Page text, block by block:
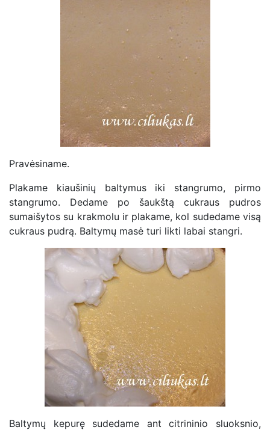
Pravėsiname.
Plakame kiaušinių baltymus iki stangrumo, pirmo
stangrumo. Dedame po šaukštą cukraus pudros
sumaišytos su krakmolu ir plakame, kol sudedame visą
cukraus pudrą. Baltymų masė turi likti labai stangri.
Baltymų kepurę sudedame ant citrininio sluoksnio,